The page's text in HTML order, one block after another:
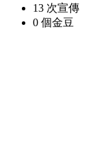
13 次宣傳
0 個金豆